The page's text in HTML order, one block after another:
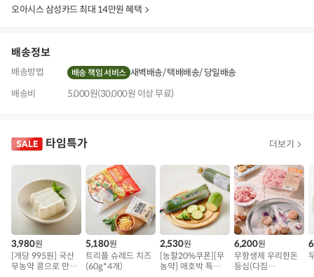
보
오아시스 삼성카드 최대 14만원 혜택
배송정보
배송방법 배송 책임 서비스 새벽배송 택배배송 당일배송
배송비
5,000원(30,000원 이상 무료)
타임특가 더보기
3,980원
[개당 995원] 국산
무농약 콩으로 만든
5,180원
트리플 슈레드 치즈
(60g*4개)
2,530원
[농할20%쿠폰][무
농약] 애호박 특품
6,200원
무항생제 우리한돈
등심(다짐